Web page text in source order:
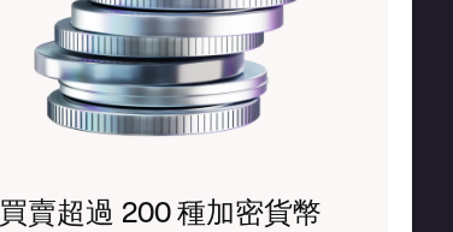
買賣超過 200 種加密貨幣